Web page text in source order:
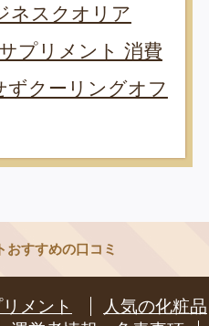
ネスクオリア
プリメント 消費
ずクーリングオフ
おすすめの口コミ
メント
人気の化粧品